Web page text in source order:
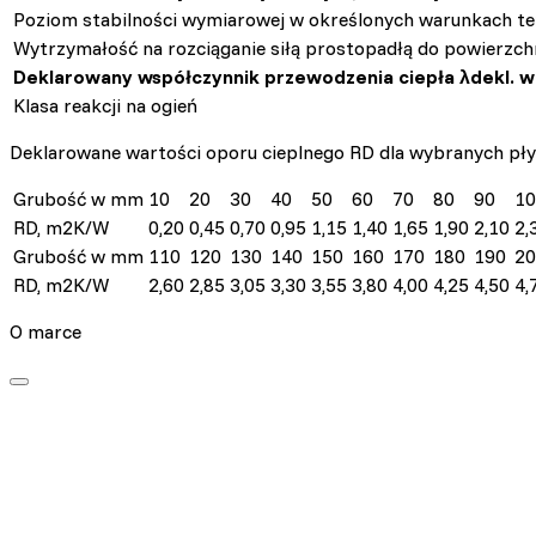
Poziom stabilności wymiarowej w określonych warunkach
Wytrzymałość na rozciąganie siłą prostopadłą do
Deklarowany współczynnik przewodzenia ciepła λdekl.
Klasa reakcji na ogień
Deklarowane wartości oporu cieplnego RD dla wybranych
Grubość w mm 10 20 30 40 50 60 70 80 90
RD, m2K/W
0,20 0,45 0,70 0,95 1,15 1,40 1,65 1,90 2,10
Grubość w mm 110 120 130 140 150 160 170 180 190
RD, m2K/W
2,60 2,85 3,05 3,30 3,55 3,80 4,00 4,25 4,50
O marce
Statystyka
Statystyczne pliki cookie
Marketing
Marketingowe pliki cookie
reklam, które są istotne i
reklamodawców strony